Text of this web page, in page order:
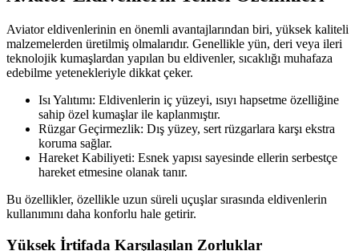
Aviator eldivenlerinin en önemli avantajlarından biri, yüksek kaliteli
malzemelerden üretilmiş olmalarıdır. Genellikle yün, deri veya ileri
teknolojik kumaşlardan yapılan bu eldivenler, sıcaklığı muhafaza
edebilme yetenekleriyle dikkat çeker.
Isı Yalıtımı: Eldivenlerin iç yüzeyi, ısıyı hapsetme özelliğine
sahip özel kumaşlar ile kaplanmıştır.
Rüzgar Geçirmezlik: Dış yüzey, sert rüzgarlara karşı ekstra
koruma sağlar.
Hareket Kabiliyeti: Esnek yapısı sayesinde ellerin serbestçe
hareket etmesine olanak tanır.
Bu özellikler, özellikle uzun süreli uçuşlar sırasında eldivenlerin
kullanımını daha konforlu hale getirir.
Yüksek İrtifada Karşılaşılan Zorluklar